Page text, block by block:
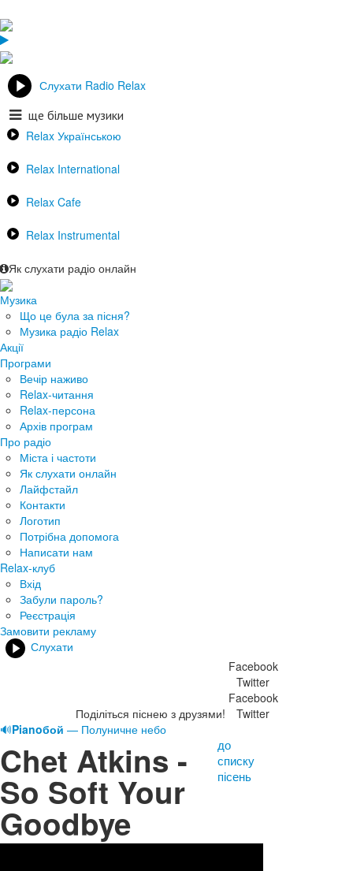
Слухати Radio Relax
ще більше музики
Relax Українською
Relax International
Relax Cafe
Relax Instrumental
Як слухати радіо онлайн
Музика
Що це була за пісня?
Музика радіо Relax
Акції
Програми
Вечір наживо
Relax-читання
Relax-персона
Архів програм
Про радіо
Міста і частоти
Як слухати онлайн
Лайфстайл
Контакти
Логотип
Потрібна допомога
Написати нам
Relax-клуб
Вхід
Забули пароль?
Реєстрація
Замовити рекламу
Слухати
Поділіться піснею з друзями!
Facebook
Twitter
Facebook
Twitter
🔊Pianoбой — Полуничне небо
Chet Atkins -
So Soft Your
Goodbye
до
списку
пісень